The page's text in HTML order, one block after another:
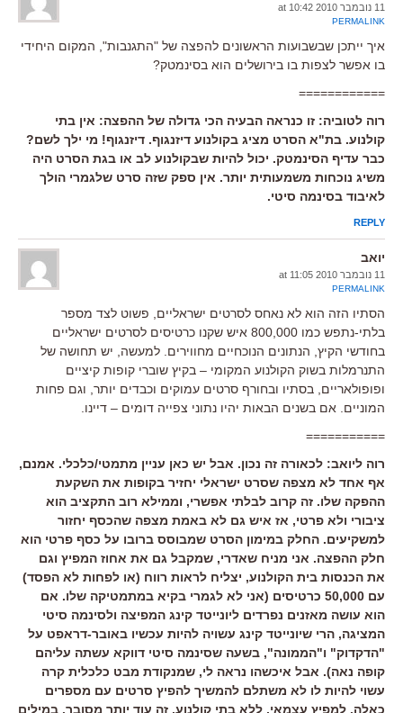
11 נובמבר 2010 at 10:42
PERMALINK
איך ייתכן שבשבועות הראשונים להפצה של "התגנבות", המקום היחידי
בו אפשר לצפות בו בירושלים הוא בסינמטק?
============
רוה לטוביה: זו כנראה הבעיה הכי גדולה של ההפצה: אין בתי
קולנוע. בת"א הסרט מציג בקולנוע דיזנגוף. דיזנגוף! מי ילך לשם?
כבר עדיף הסינמטק. יכול להיות שבקולנוע לב או בגת הסרט היה
משיג נוכחות משמעותית יותר. אין ספק שזה סרט שלגמרי הולך
לאיבוד בסינמה סיטי.
REPLY
יואב
11 נובמבר 2010 at 11:05
PERMALINK
הסתיו הזה הוא לא נאחס לסרטים ישראליים, פשוט לצד מספר
בלתי-נתפש כמו 800,000 איש שקנו כרטיסים לסרטים ישראליים
בחודשי הקיץ, הנתונים הנוכחיים מחווירים. למעשה, יש תחושה של
התנרמלות בשוק הקולנוע המקומי – בקיץ שוברי קופות קיציים
ופופולאריים, בסתיו ובחורף סרטים עמוקים וכבדים יותר, וגם פחות
המוניים. אם בשנים הבאות יהיו נתוני צפייה דומים – דיינו.
===========
רוה ליואב: לכאורה זה נכון. אבל יש כאן עניין מתמטי/כלכלי. אמנם,
אף אחד לא מצפה שסרט ישראלי יחזיר בקופות את השקעת
ההפקה שלו. זה קרוב לבלתי אפשרי, וממילא רוב התקציב הוא
ציבורי ולא פרטי, אז איש גם לא באמת מצפה שהכסף יחזור
למשקיעים. החלק במימון הסרט שמבוסס ברובו על כסף פרטי הוא
חלק ההפצה. אני מניח שאדרי, שמקבל גם את אחוז המפיץ וגם
את הכנסות בית הקולנוע, יצליח לראות רווח (או לפחות לא הפסד)
עם 50,000 כרטיסים (אני לא לגמרי בקיא במתמטיקה שלו. אם
הוא עושה מאזנים נפרדים ליונייטד קינג המפיצה ולסינמה סיטי
המציגה, הרי שיונייטד קינג עשויה להיות עכשיו באובר-דראפט על
"הדקדוק" ו"הממונה", בשעה שסינמה סיטי דווקא עשתה עליהם
קופה נאה). אבל איכשהו נראה לי, שמנקודת מבט כלכלית קרה
עשוי להיות לו לא משתלם להמשיך להפיץ סרטים עם מספרים
כאלה. למפיץ עצמאי, ללא בתי קולנוע, זה עוד יותר מסובך. במילים